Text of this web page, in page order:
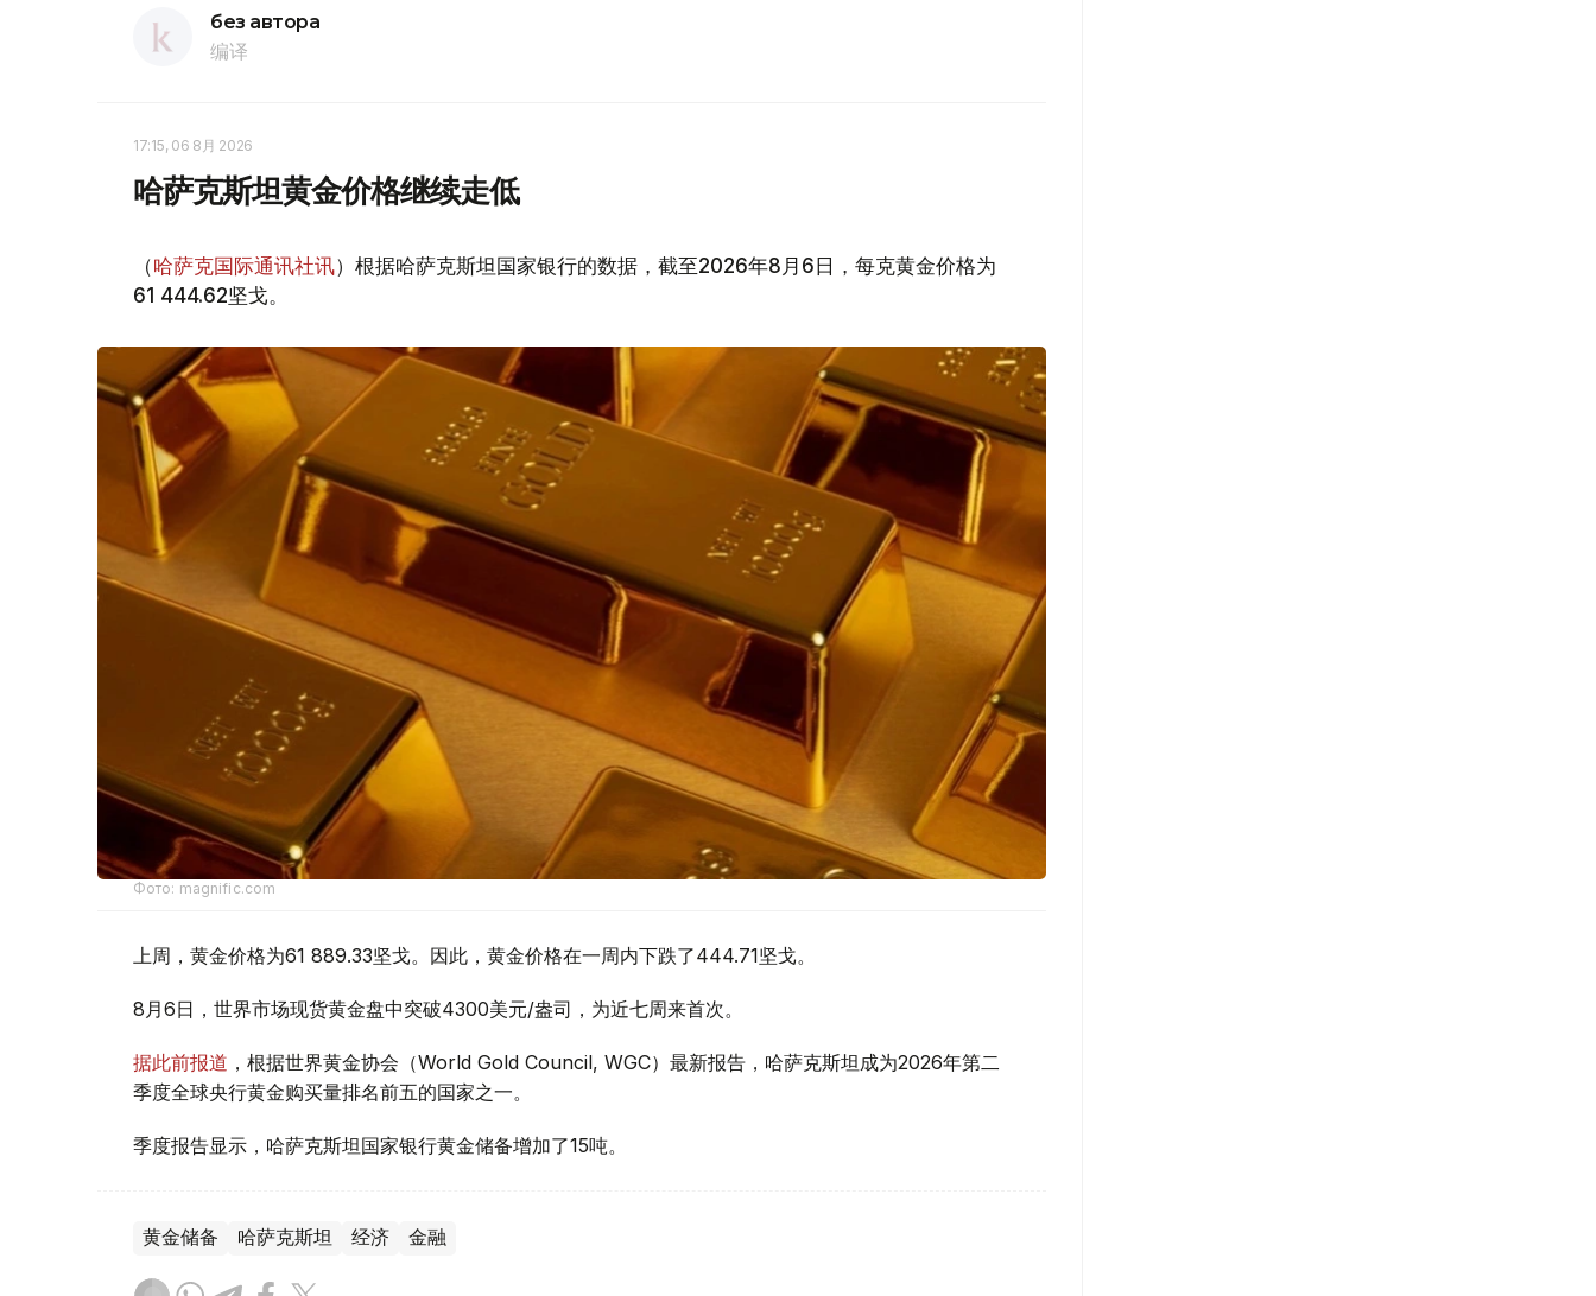
без автора
编译
17:15, 06 8月 2026
哈萨克斯坦黄金价格继续走低
（哈萨克国际通讯社讯）根据哈萨克斯坦国家银行的数据，截至2026年8月6日，每克黄金价格为
61 444.62坚戈。
Фото: magnific.com
上周，黄金价格为61 889.33坚戈。因此，黄金价格在一周内下跌了444.71坚戈。
8月6日，世界市场现货黄金盘中突破4300美元/盎司，为近七周来首次。
据此前报道 ，根据世界黄金协会（World Gold Council, WGC）最新报告，哈萨克斯坦成为2026年第二
季度全球央行黄金购买量排名前五的国家之一。
季度报告显示，哈萨克斯坦国家银行黄金储备增加了15吨。
黄金储备 哈萨克斯坦 经济 金融